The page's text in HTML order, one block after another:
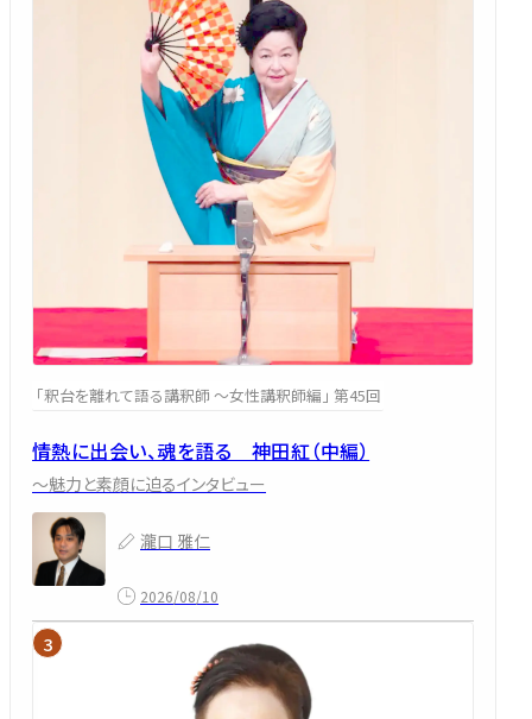
「釈台を離れて語る講釈師 ～女性講釈師編」 第45回
情熱に出会い、魂を語る 神田紅（中編）
～魅力と素顔に迫るインタビュー
瀧口 雅仁
2026/08/10